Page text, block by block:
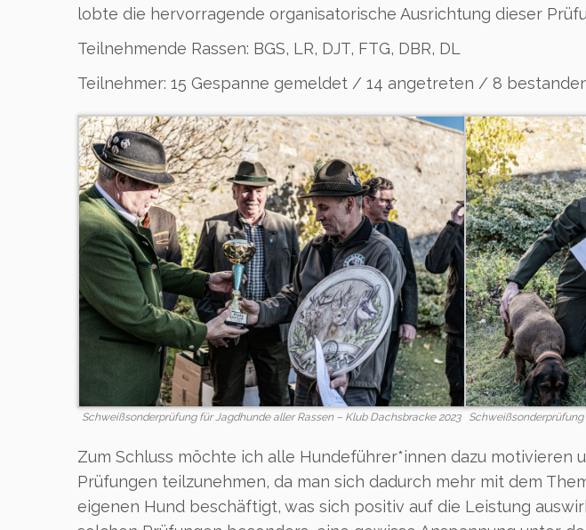
lobte die hervorragende organisatorische Ausrichtung dieser
Teilnehmende Rassen: BGS, LR, DJT, FTG, DBR, DL
Teilnehmer: 15 Gespanne gemeldet / 14 angetreten / 8 bestanden
Schweißsonderprüfung für Jagdhunde aller Rassen – Klub Dachsbracke 2023 Schweißsonderprüfung
Zum Schluss möchte ich alle Hundeführer*innen dazu motivieren
Prüfungen teilzunehmen, da man sich dadurch mehr mit dem
eigenen Hund beschäftigt, was sich positiv auf die Leistung